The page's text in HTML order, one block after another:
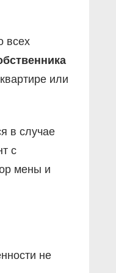
всех
или
в случае
с
мены и
не